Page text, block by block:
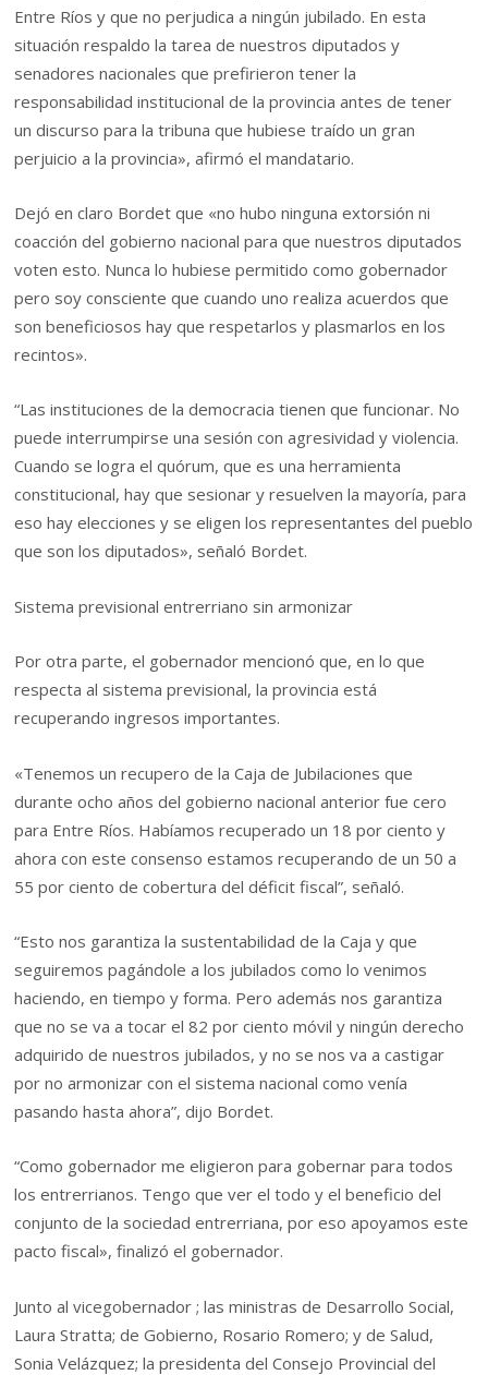
Entre Ríos y que no perjudica a ningún jubilado. En esta
situación respaldo la tarea de nuestros diputados y
senadores nacionales que prefirieron tener la
responsabilidad institucional de la provincia antes de tener
un discurso para la tribuna que hubiese traído un gran
perjuicio a la provincia», afirmó el mandatario.
Dejó en claro Bordet que «no hubo ninguna extorsión ni
coacción del gobierno nacional para que nuestros diputados
voten esto. Nunca lo hubiese permitido como gobernador
pero soy consciente que cuando uno realiza acuerdos que
son beneficiosos hay que respetarlos y plasmarlos en los
recintos».
“Las instituciones de la democracia tienen que funcionar. No
puede interrumpirse una sesión con agresividad y violencia.
Cuando se logra el quórum, que es una herramienta
constitucional, hay que sesionar y resuelven la mayoría, para
eso hay elecciones y se eligen los representantes del pueblo
que son los diputados», señaló Bordet.
Sistema previsional entrerriano sin armonizar
Por otra parte, el gobernador mencionó que, en lo que
respecta al sistema previsional, la provincia está
recuperando ingresos importantes.
«Tenemos un recupero de la Caja de Jubilaciones que
durante ocho años del gobierno nacional anterior fue cero
para Entre Ríos. Habíamos recuperado un 18 por ciento y
ahora con este consenso estamos recuperando de un 50 a
55 por ciento de cobertura del déficit fiscal”, señaló.
“Esto nos garantiza la sustentabilidad de la Caja y que
seguiremos pagándole a los jubilados como lo venimos
haciendo, en tiempo y forma. Pero además nos garantiza
que no se va a tocar el 82 por ciento móvil y ningún derecho
adquirido de nuestros jubilados, y no se nos va a castigar
por no armonizar con el sistema nacional como venía
pasando hasta ahora”, dijo Bordet.
“Como gobernador me eligieron para gobernar para todos
los entrerrianos. Tengo que ver el todo y el beneficio del
conjunto de la sociedad entrerriana, por eso apoyamos este
pacto fiscal», finalizó el gobernador.
Junto al vicegobernador ; las ministras de Desarrollo Social,
Laura Stratta; de Gobierno, Rosario Romero; y de Salud,
Sonia Velázquez; la presidenta del Consejo Provincial del